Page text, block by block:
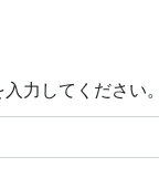
力してください。